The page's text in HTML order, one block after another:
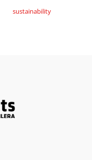
sustainability